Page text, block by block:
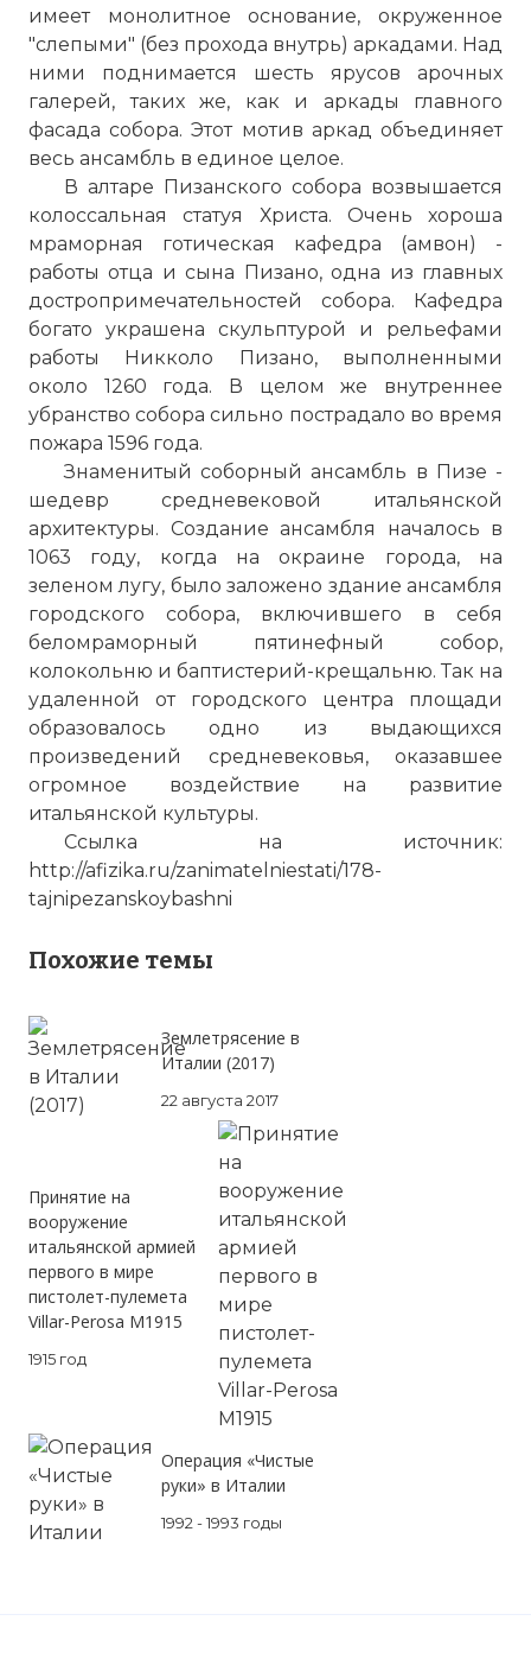
имеет монолитное основание, окруженное
"слепыми" (без прохода внутрь) аркадами. Над
ними поднимается шесть ярусов арочных
галерей, таких же, как и аркады главного
фасада собора. Этот мотив аркад объединяет
весь ансамбль в единое целое.
В алтаре Пизанского собора возвышается
колоссальная статуя Христа. Очень хороша
мраморная готическая кафедра (амвон) -
работы отца и сына Пизано, одна из главных
достропримечательностей собора. Кафедра
богато украшена скульптурой и рельефами
работы Никколо Пизано, выполненными
около 1260 года. В целом же внутреннее
убранство собора сильно пострадало во время
пожара 1596 года.
Знаменитый соборный ансамбль в Пизе -
шедевр средневековой итальянской
архитектуры. Создание ансамбля началось в
1063 году, когда на окраине города, на
зеленом лугу, было заложено здание ансамбля
городского собора, включившего в себя
беломраморный пятинефный собор,
колокольню и баптистерий-крещальню. Так на
удаленной от городского центра площади
образовалось одно из выдающихся
произведений средневековья, оказавшее
огромное воздействие на развитие
итальянской культуры.
Ссылка на источник:
http://afizika.ru/zanimatelniestati/178-
tajnipezanskoybashni
Похожие темы
Землетрясение в
Италии (2017)
22 августа 2017
Принятие на
вооружение
итальянской армией
первого в мире
пистолет-пулемета
Villar-Perosa M1915
1915 год
Операция «Чистые
руки» в Италии
1992 - 1993 годы